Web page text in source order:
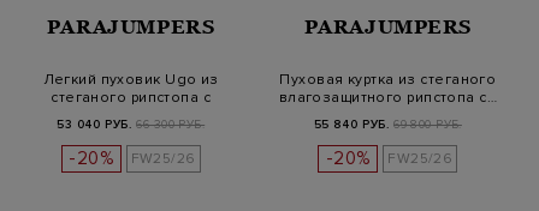
PARAJUMPERS
Легкий пуховик Ugo из
стеганого рипстопа с
53 040 РУБ. 66 300 РУБ.
-20% FW25/26
PARAJUMPERS
Пуховая куртка из стеганого
влагозащитного рипстопа с…
55 840 РУБ. 69 800 РУБ.
-20% FW25/26